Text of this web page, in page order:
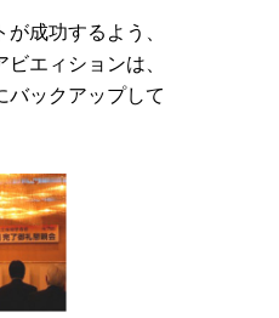
成功するよう、
エィションは、
バックアップして